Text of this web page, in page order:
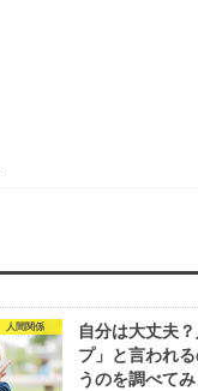
人間関係
自分は大丈夫
プ」と言われ
うのを調べてみ